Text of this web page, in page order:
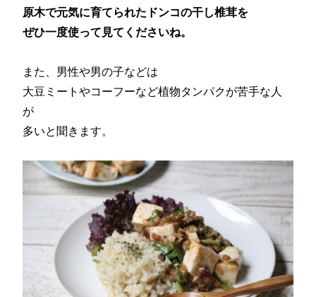
原木で元気に育てられたドンコの干し椎茸を
ぜひ一度使って見てくださいね。
また、男性や男の子などは
大豆ミートやコーフーなど植物タンパクが苦手な人
が
多いと聞きます。